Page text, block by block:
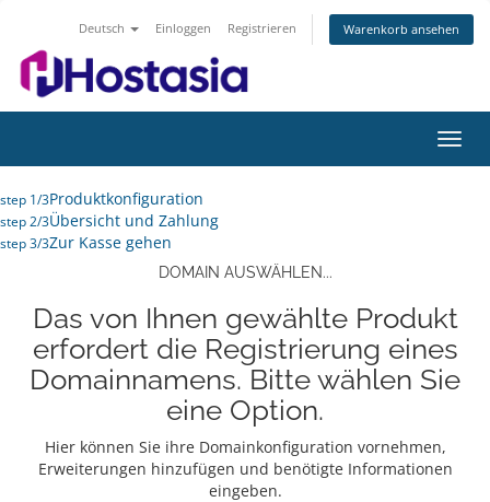
Deutsch Einloggen Registrieren Warenkorb ansehen
ein-/
step 1/3Produktkonfiguration
step 2/3Übersicht und Zahlung
step 3/3Zur Kasse gehen
DOMAIN AUSWÄHLEN...
Das von Ihnen gewählte Produkt
erfordert die Registrierung eines
Domainnamens. Bitte wählen Sie
eine Option.
Hier können Sie ihre Domainkonfiguration vornehmen,
Erweiterungen hinzufügen und benötigte Informationen
eingeben.